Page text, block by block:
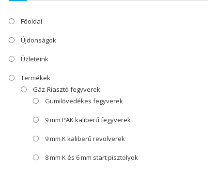
Főoldal
Újdonságok
Üzleteink
Termékek
Gáz-Riasztó fegyverek
Gumilövedékes fegyverek
9 mm PAK kaliberű fegyverek
9 mm K kaliberű revolverek
8 mm K és 6 mm start pisztolyok